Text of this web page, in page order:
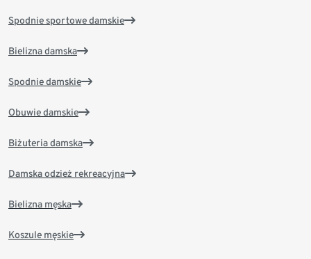
Spodnie sportowe damskie
Bielizna damska
Spodnie damskie
Obuwie damskie
Biżuteria damska
Damska odzież rekreacyjna
Bielizna męska
Koszule męskie